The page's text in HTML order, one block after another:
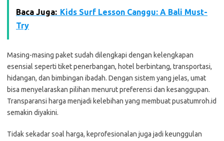
Baca Juga: Kids Surf Lesson Canggu: A Bali Must-
Try
Masing-masing paket sudah dilengkapi dengan kelengkapan
esensial seperti tiket penerbangan, hotel berbintang, transportasi,
hidangan, dan bimbingan ibadah. Dengan sistem yang jelas, umat
bisa menyelaraskan pilihan menurut preferensi dan kesanggupan.
Transparansi harga menjadi kelebihan yang membuat pusatumroh.id
semakin diyakini.
Tidak sekadar soal harga, keprofesionalan juga jadi keunggulan